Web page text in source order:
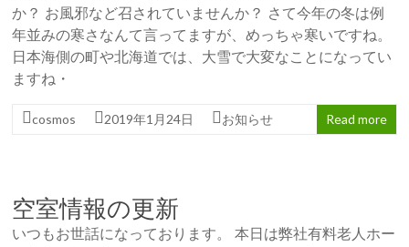
か？ お風邪など召されていませんか？ さて今年の冬は例
年並みの寒さなんて言ってますが、めっちゃ寒いですね。
日本海側の町や北海道では、大雪で大変なことになってい
ますね・
cosmos 2019年1月24日 お知らせ Read more
空室情報の更新
いつもお世話になっております。 本日は弊社有料老人ホー